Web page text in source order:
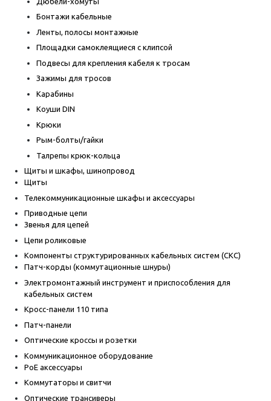
Бонтажи кабельные
Ленты, полосы монтажные
Площадки самоклеящиеся с клипсой
Подвесы для крепления кабеля к тросам
Зажимы для тросов
Карабины
Коуши DIN
Крюки
Рым-болты/гайки
Талрепы крюк-кольца
Щиты и шкафы, шинопровод
Щиты
Телекоммуникационные шкафы и аксессуары
Приводные цепи
Звенья для цепей
Цепи роликовые
Компоненты структурированных кабельных систем (СКС)
Патч-корды (коммутационные шнуры)
Электромонтажный инструмент и приспособления для
кабельных систем
Кросс-панели 110 типа
Патч-панели
Оптические кроссы и розетки
Коммуникационное оборудование
PoE аксессуары
Коммутаторы и свитчи
Оптические трансиверы